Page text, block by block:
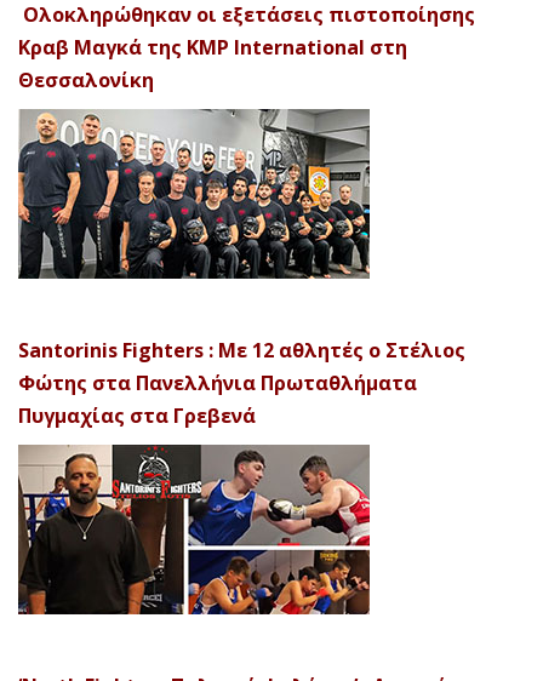
Ολοκληρώθηκαν οι εξετάσεις πιστοποίησης
Κραβ Μαγκά της KMP International στη
Θεσσαλονίκη
Santorinis Fighters : Με 12 αθλητές ο Στέλιος
Φώτης στα Πανελλήνια Πρωταθλήματα
Πυγμαχίας στα Γρεβενά